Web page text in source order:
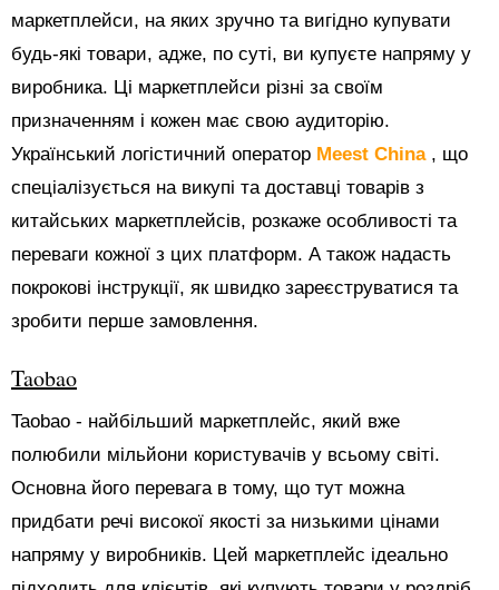
маркетплейси, на яких зручно та вигідно купувати
будь-які товари, адже, по суті, ви купуєте напряму у
виробника. Ці маркетплейси різні за своїм
призначенням і кожен має свою аудиторію.
Український логістичний оператор Meest China , що
спеціалізується на викупі та доставці товарів з
китайських маркетплейсів, розкаже особливості та
переваги кожної з цих платформ. А також надасть
покрокові інструкції, як швидко зареєструватися та
зробити перше замовлення.
Taobao
Taobao - найбільший маркетплейс, який вже
полюбили мільйони користувачів у всьому світі.
Основна його перевага в тому, що тут можна
придбати речі високої якості за низькими цінами
напряму у виробників. Цей маркетплейс ідеально